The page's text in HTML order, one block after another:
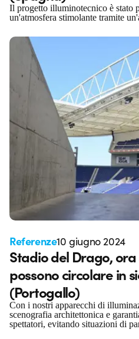
Il progetto illuminotecnico è stato
un'atmosfera stimolante tramite
Referenze10 giugno 2024
Stadio del Drago,
possono circolare in
(Portogallo)
Con i nostri apparecchi di
scenografia architettonica e
spettatori, evitando situazioni di